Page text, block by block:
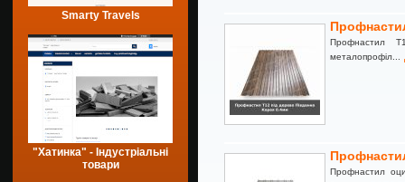
Smarty Travels
"Хатинка" - Індустріальні
товари
Профнастил
металопрофіл...
Профнастил